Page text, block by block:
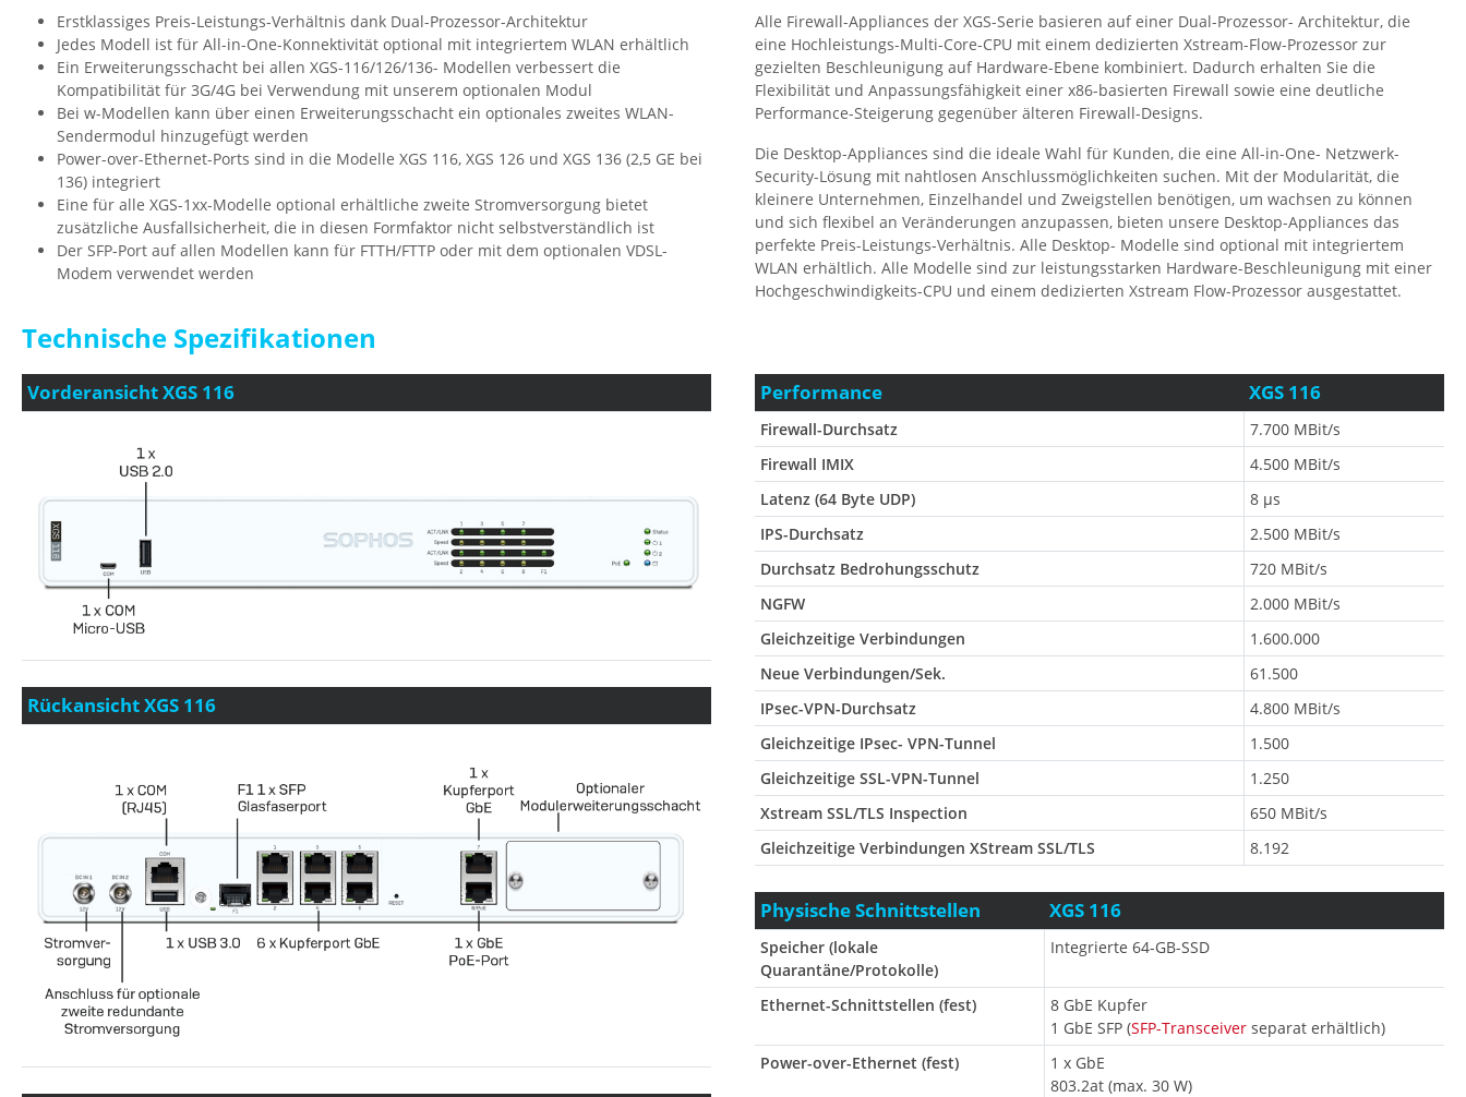
Erstklassiges Preis-Leistungs-Verhältnis dank Dual-Prozessor-Architektur
Jedes Modell ist für All-in-One-Konnektivität optional mit integriertem WLAN erhältlich
Ein Erweiterungsschacht bei allen XGS-116/126/136- Modellen verbessert die
Kompatibilität für 3G/4G bei Verwendung mit unserem optionalen Modul
Bei w-Modellen kann über einen Erweiterungsschacht ein optionales zweites WLAN-
Sendermodul hinzugefügt werden
Power-over-Ethernet-Ports sind in die Modelle XGS 116, XGS 126 und XGS 136 (2,5 GE bei
136) integriert
Eine für alle XGS-1xx-Modelle optional erhältliche zweite Stromversorgung bietet
zusätzliche Ausfallsicherheit, die in diesen Formfaktor nicht selbstverständlich ist
Der SFP-Port auf allen Modellen kann für FTTH/FTTP oder mit dem optionalen VDSL-
Modem verwendet werden
Alle Firewall-Appliances der XGS-Serie basieren auf einer Dual-Prozessor- Architektur, die
eine Hochleistungs-Multi-Core-CPU mit einem dedizierten Xstream-Flow-Prozessor zur
gezielten Beschleunigung auf Hardware-Ebene kombiniert. Dadurch erhalten Sie die
Flexibilität und Anpassungsfähigkeit einer x86-basierten Firewall sowie eine deutliche
Performance-Steigerung gegenüber älteren Firewall-Designs.
Die Desktop-Appliances sind die ideale Wahl für Kunden, die eine All-in-One- Netzwerk-
Security-Lösung mit nahtlosen Anschlussmöglichkeiten suchen. Mit der Modularität, die
kleinere Unternehmen, Einzelhandel und Zweigstellen benötigen, um wachsen zu können
und sich flexibel an Veränderungen anzupassen, bieten unsere Desktop-Appliances das
perfekte Preis-Leistungs-Verhältnis. Alle Desktop- Modelle sind optional mit integriertem
WLAN erhältlich. Alle Modelle sind zur leistungsstarken Hardware-Beschleunigung mit einer
Hochgeschwindigkeits-CPU und einem dedizierten Xstream Flow-Prozessor ausgestattet.
Technische Spezifikationen
Vorderansicht XGS 116
Rückansicht XGS 116
Performance XGS 116
Firewall-Durchsatz
7.700 MBit/s
Firewall IMIX
4.500 MBit/s
Latenz (64 Byte UDP)
8 µs
IPS-Durchsatz
2.500 MBit/s
Durchsatz Bedrohungsschutz
720 MBit/s
NGFW
2.000 MBit/s
Gleichzeitige Verbindungen
1.600.000
Neue Verbindungen/Sek.
61.500
IPsec-VPN-Durchsatz
4.800 MBit/s
Gleichzeitige IPsec- VPN-Tunnel
1.500
Gleichzeitige SSL-VPN-Tunnel
1.250
Xstream SSL/TLS Inspection
650 MBit/s
Gleichzeitige Verbindungen XStream SSL/TLS
8.192
Physische Schnittstellen XGS 116
Speicher (lokale
Quarantäne/Protokolle)
Integrierte 64-GB-SSD
Ethernet-Schnittstellen (fest)
8 GbE Kupfer
1 GbE SFP (SFP-Transceiver separat erhältlich)
Power-over-Ethernet (fest)
1 x GbE
803.2at (max. 30 W)